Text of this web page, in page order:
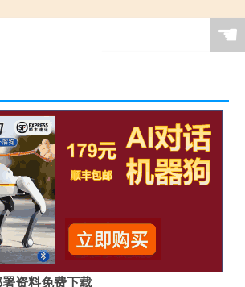
☚
资料免费下载